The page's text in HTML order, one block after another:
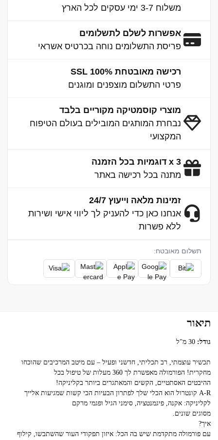
משלוח 3-7 ימי עסקים לכל הארץ
אפשרות לשלם לתשלומים
פריסת התשלומים נוחה בכרטיס אשראי
רכישה מאובטחת 100% SSL
פרטי התשלום מוצפנים ומוגנים
מוצרי קוסמטיקה מקוריים בלבד
נבחרת המותגים המובילים בעולם הטיפוח
המקצועי
3 x דוגמיות בכל הזמנה
מתנה בכל רכישה באתר
זמינות מלאה וייעוץ 24/7
אנחנו כאן כדי להעניק לך ליווי אישי ושירות
ללא פשרות
תשלום מאובטח:
תיאור
גודל:
תכשיר עוצמתי, רב תכליתי, חדשני ופעיל – עם מיטב המרכיבים שהוכחו
מחקרית! הפורמולה מאפשרת לך 360 מעלות של טיפול בכל
ההיבטים האסתטיים, הקשים והמאתגרים ביותר בקליניקה!
A-R קונטרול הוא הכלי שלך לפתרון הבעיות הכי קשות שמגיעות אלייך
לקליניקה: אקנה, פיגמנטציה, סימני הגיל ופגמי מרקם
מסוגים שונים.
איך?
עם פורמולה מתקדמת שיש בה הכל: איזון תפקודי העור שהשתבשו, קילוף